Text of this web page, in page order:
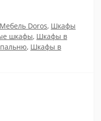
Мебель Doros, Шкафы
шкафы, Шкафы в
, Шкафы в